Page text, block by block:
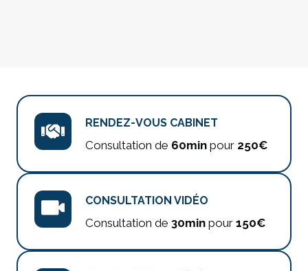
RENDEZ-VOUS CABINET
Consultation de 60min pour 250€
CONSULTATION VIDÉO
Consultation de 30min pour 150€